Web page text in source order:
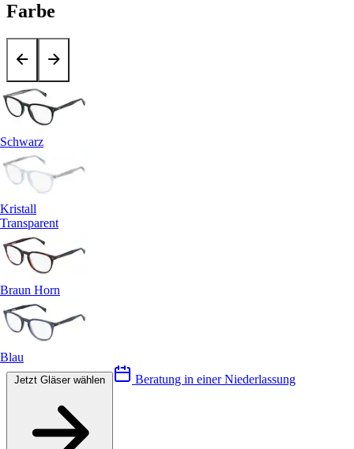
Farbe
Schwarz
Kristall
Transparent
Braun Horn
Blau
Beratung in einer Niederlassung